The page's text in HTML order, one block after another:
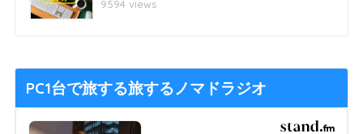
9594 views
PC1台で旅する旅するノマドラジオ